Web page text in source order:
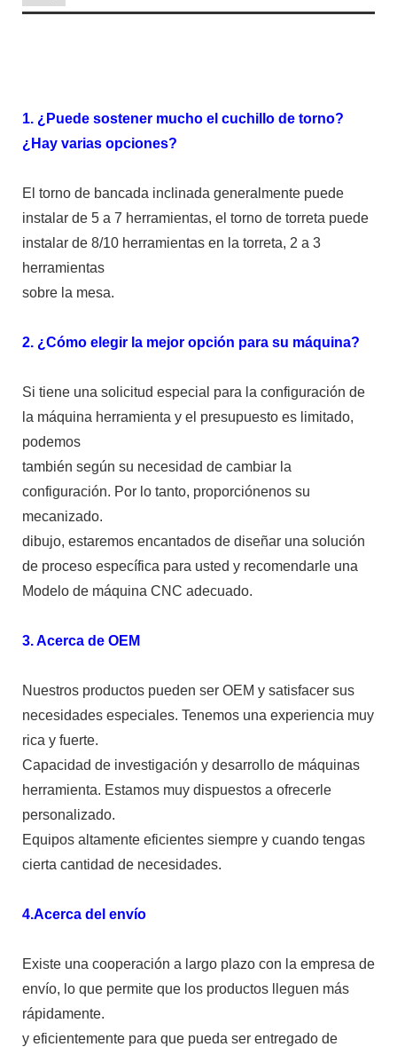
1. ¿Puede sostener mucho el cuchillo de torno?
¿Hay varias opciones?
El torno de bancada inclinada generalmente puede
instalar de 5 a 7 herramientas, el torno de torreta puede
instalar de 8/10 herramientas en la torreta, 2 a 3
herramientas
sobre la mesa.
2. ¿Cómo elegir la mejor opción para su máquina?
Si tiene una solicitud especial para la configuración de
la máquina herramienta y el presupuesto es limitado,
podemos
también según su necesidad de cambiar la
configuración. Por lo tanto, proporciónenos su
mecanizado.
dibujo, estaremos encantados de diseñar una solución
de proceso específica para usted y recomendarle una
Modelo de máquina CNC adecuado.
3. Acerca de OEM
Nuestros productos pueden ser OEM y satisfacer sus
necesidades especiales. Tenemos una experiencia muy
rica y fuerte.
Capacidad de investigación y desarrollo de máquinas
herramienta. Estamos muy dispuestos a ofrecerle
personalizado.
Equipos altamente eficientes siempre y cuando tengas
cierta cantidad de necesidades.
4.Acerca del envío
Existe una cooperación a largo plazo con la empresa de
envío, lo que permite que los productos lleguen más
rápidamente.
y eficientemente para que pueda ser entregado de